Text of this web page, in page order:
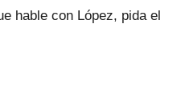
hable con López, pida el